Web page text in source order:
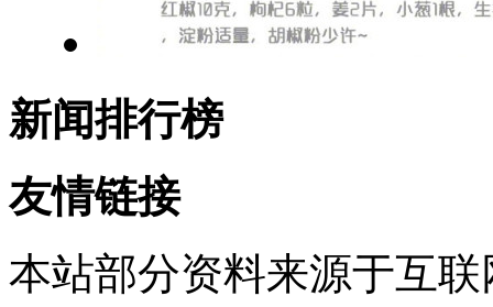
新闻排行榜
友情链接
本站部分资料来源于互